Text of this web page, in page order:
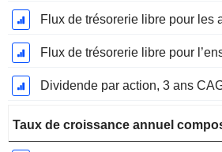
Dividende par action, 3 ans
Taux de croissance annuel